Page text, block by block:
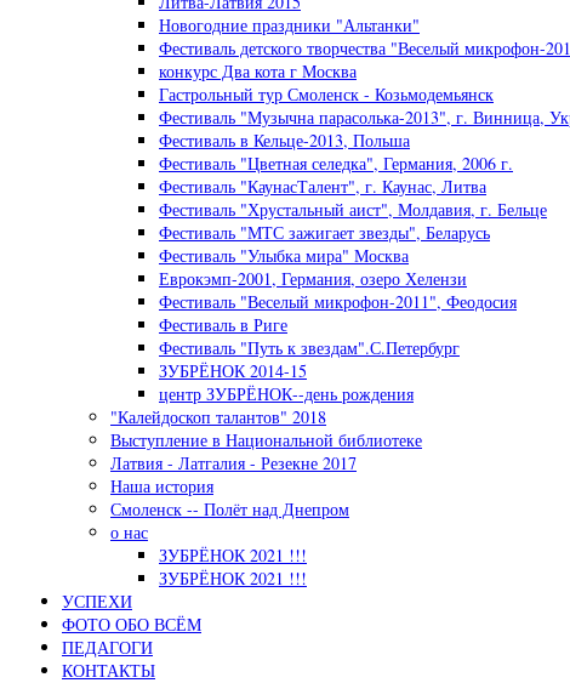
Новогодние праздники "Альтанки"
Фестиваль детского творчества "Веселый микрофон-
конкурс Два кота г Москва
Гастрольный тур Смоленск - Козьмодемьянск
Фестиваль "Музычна парасолька-2013", г. Винница,
Фестиваль в Кельце-2013, Польша
Фестиваль "Цветная селедка", Германия, 2006 г.
Фестиваль "КаунасТалент", г. Каунас, Литва
Фестиваль "Хрустальный аист", Молдавия, г. Бельце
Фестиваль "МТС зажигает звезды", Беларусь
Фестиваль "Улыбка мира" Москва
Еврокэмп-2001, Германия, озеро Хелензи
Фестиваль "Веселый микрофон-2011", Феодосия
Фестиваль в Риге
Фестиваль "Путь к звездам".С.Петербург
ЗУБРЁНОК 2014-15
центр ЗУБРЁНОК--день рождения
"Калейдоскоп талантов" 2018
Выступление в Национальной библиотеке
Латвия - Латгалия - Резекне 2017
Наша история
Смоленск -- Полёт над Днепром
о нас
ЗУБРЁНОК 2021 !!!
ЗУБРЁНОК 2021 !!!
УСПЕХИ
ФОТО ОБО ВСЁМ
ПЕДАГОГИ
КОНТАКТЫ